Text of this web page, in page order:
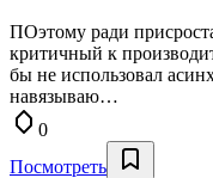
ПОэтому ради
критичный к
бы не использовал
навязываю…
0
Посмотреть